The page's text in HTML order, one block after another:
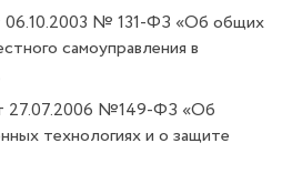
06.10.2003 № 131-ФЗ «Об общих
самоуправления в
27.07.2006 №149-ФЗ «Об
технологиях и о защите